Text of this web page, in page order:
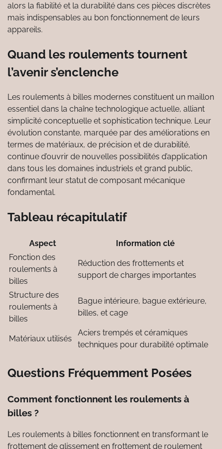
alors la fiabilité et la durabilité dans ces pièces discrètes
mais indispensables au bon fonctionnement de leurs
appareils.
Quand les roulements tournent
l’avenir s’enclenche
Les roulements à billes modernes constituent un maillon
essentiel dans la chaîne technologique actuelle, alliant
simplicité conceptuelle et sophistication technique. Leur
évolution constante, marquée par des améliorations en
termes de matériaux, de précision et de durabilité,
continue d’ouvrir de nouvelles possibilités d’application
dans tous les domaines industriels et grand public,
confirmant leur statut de composant mécanique
fondamental.
Tableau récapitulatif
Aspect
Information clé
Fonction des
roulements à
billes
Réduction des frottements et
support de charges importantes
Structure des
roulements à
billes
Bague intérieure, bague extérieure,
billes, et cage
Matériaux utilisés
Aciers trempés et céramiques
techniques pour durabilité optimale
Questions Fréquemment Posées
Comment fonctionnent les roulements à
billes ?
Les roulements à billes fonctionnent en transformant le
frottement de glissement en frottement de roulement